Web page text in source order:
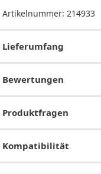
Artikelnummer: 214933
Lieferumfang
Bewertungen
Produktfragen
Kompatibilität